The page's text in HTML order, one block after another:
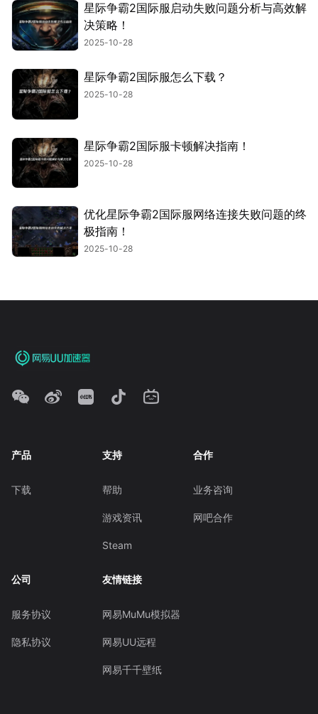
星际争霸2国际服启动失败问题分析与高效解
决策略！
2025-10-28
星际争霸2国际服怎么下载？
2025-10-28
星际争霸2国际服卡顿解决指南！
2025-10-28
优化星际争霸2国际服网络连接失败问题的终
极指南！
2025-10-28
产品
下载
支持
帮助
游戏资讯
Steam
合作
业务咨询
网吧合作
公司
服务协议
隐私协议
友情链接
网易MuMu模拟器
网易UU远程
网易千千壁纸